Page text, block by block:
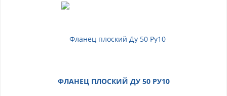
ФЛАНЕЦ ПЛОСКИЙ ДУ 50 РУ10